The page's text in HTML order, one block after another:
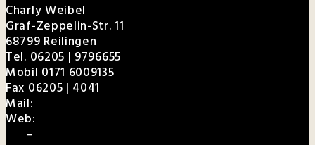
Charly Weibel
Graf-Zeppelin-Str. 11
68799 Reilingen
Tel. 06205 | 9796655
Mobil 0171 6009135
Fax 06205 | 4041
Mail:
Web:
–